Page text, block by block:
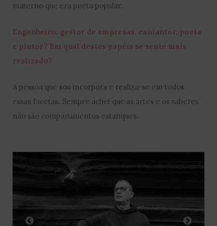
materno que era poeta popular.
Engenheiro, gestor de empresas, cantautor, poeta
e pintor? Em qual destes papéis se sente mais
realizado?
A pessoa que sou incorpora e realiza-se em todos
essas facetas. Sempre achei que as artes e os saberes
não são compartimentos estanques.